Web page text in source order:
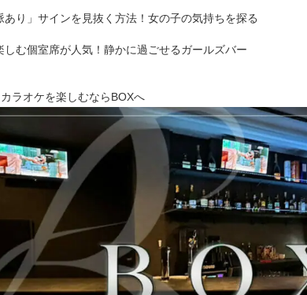
あり」サインを見抜く方法！女の子の気持ちを探る
しむ個室席が人気！静かに過ごせるガールズバー
ラオケを楽しむならBOXへ